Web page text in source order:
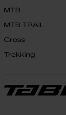
MTB
MTB TRAIL
Cross
Trekking